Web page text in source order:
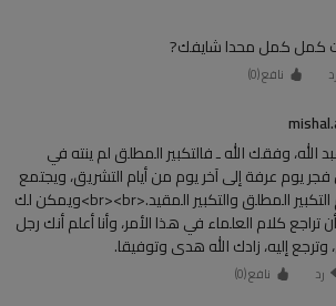
كمل كمل محدا شايفك?
رد نافع (0
)
الله، وفقك الله ـ فالتكبير المطلق لم ينته في
يوم عرفة إلى آخر يوم من أيام التشريق، ويجتمع
في هذه الأيام التكبير المطلق والتكبير المقيد.<br><br>ويمكن لك
تراجع كلام العلماء في هذا الأمر، وأنا أعلم أنك رجل
إليه، زادك الله هدى وتوفيقا.
رد نافع (0
)